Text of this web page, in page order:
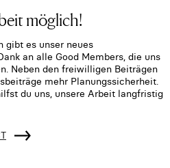
möglich!
gibt es unser neues
an alle Good Members, die uns
Neben den freiwilligen Beiträgen
mehr Planungssicherheit.
du uns, unsere Arbeit langfristig